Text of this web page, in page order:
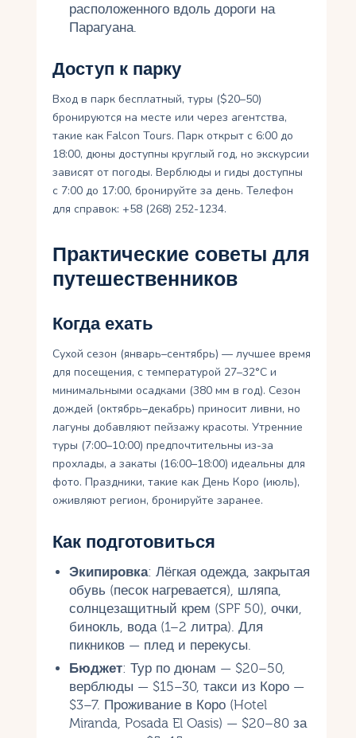
расположенного вдоль дороги на
Парагуана.
Доступ к парку
Вход в парк бесплатный, туры ($20–50)
бронируются на месте или через агентства,
такие как Falcon Tours. Парк открыт с 6:00 до
18:00, дюны доступны круглый год, но экскурсии
зависят от погоды. Верблюды и гиды доступны
с 7:00 до 17:00, бронируйте за день. Телефон
для справок: +58 (268) 252-1234.
Практические советы для
путешественников
Когда ехать
Сухой сезон (январь–сентябрь) — лучшее время
для посещения, с температурой 27–32°C и
минимальными осадками (380 мм в год). Сезон
дождей (октябрь–декабрь) приносит ливни, но
лагуны добавляют пейзажу красоты. Утренние
туры (7:00–10:00) предпочтительны из-за
прохлады, а закаты (16:00–18:00) идеальны для
фото. Праздники, такие как День Коро (июль),
оживляют регион, бронируйте заранее.
Как подготовиться
Экипировка: Лёгкая одежда, закрытая
обувь (песок нагревается), шляпа,
солнцезащитный крем (SPF 50), очки,
бинокль, вода (1–2 литра). Для
пикников — плед и перекусы.
Бюджет: Тур по дюнам — $20–50,
верблюды — $15–30, такси из Коро —
$3–7. Проживание в Коро (Hotel
Miranda, Posada El Oasis) — $20–80 за